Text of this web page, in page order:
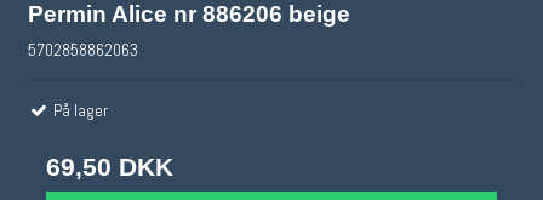
Permin Alice nr 886206 beige
5702858862063
På lager
69,50 DKK